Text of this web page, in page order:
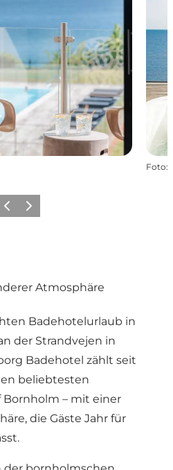
Foto:
ZurückWeiter
Atmosphäre
Badehotelurlaub in
der Strandvejen in
Badehotel zählt seit
beliebtesten
– mit einer
die Gäste Jahr für